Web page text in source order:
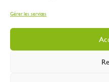
Gérer les services
J'accepte que ces données